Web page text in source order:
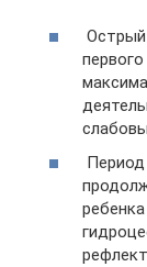
Острый